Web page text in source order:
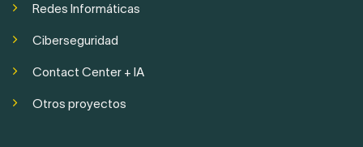
Redes Informáticas
Ciberseguridad
Contact Center + IA
Otros proyectos